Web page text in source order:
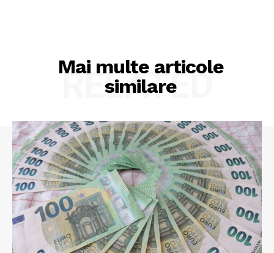
Mai multe articole
similare
RELATED